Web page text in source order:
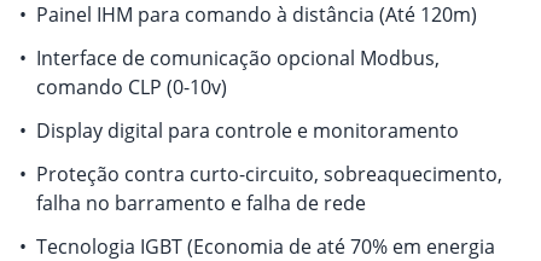
• Painel IHM para comando à distância (Até 120m)
• Interface de comunicação opcional Modbus,
comando CLP (0-10v)
• Display digital para controle e monitoramento
• Proteção contra curto-circuito, sobreaquecimento,
falha no barramento e falha de rede
• Tecnologia IGBT (Economia de até 70% em energia